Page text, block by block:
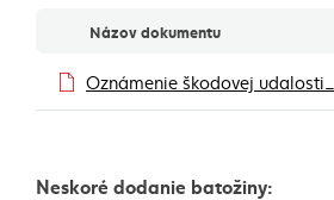
DokumentyNázov dokumentu
Oznámenie škodovej
Neskoré dodanie batožiny: